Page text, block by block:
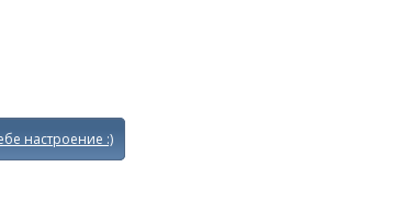
настроение :)